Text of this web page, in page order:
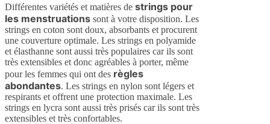
Différentes variétés et matières de strings pour
les menstruations sont à votre disposition. Les
strings en coton sont doux, absorbants et procurent
une couverture optimale. Les strings en polyamide
et élasthanne sont aussi très populaires car ils sont
très extensibles et donc agréables à porter, même
pour les femmes qui ont des règles
abondantes. Les strings en nylon sont légers et
respirants et offrent une protection maximale. Les
strings en lycra sont aussi très prisés car ils sont très
extensibles et très confortables.